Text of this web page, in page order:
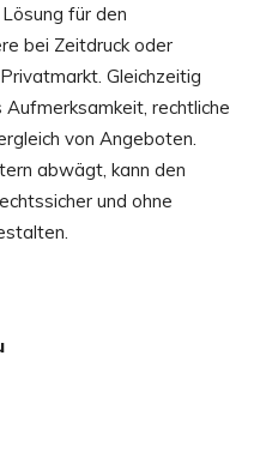
für den
bei Zeitdruck oder
Gleichzeitig
rechtliche
von Angeboten.
abwägt, kann den
und ohne